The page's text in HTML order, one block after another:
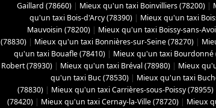
Gaillard (78660) | Mieux qu'un taxi Boinvilliers (78200) |
qu'un taxi Bois-d'Arcy (78390) | Mieux qu'un taxi
Mauvoisin (78200) | Mieux qu'un taxi Boissy-sans-
(78830) | Mieux qu'un taxi Bonnières-sur-Seine (78270) |
qu'un taxi Bouafle (78410) | Mieux qu'un taxi Bourdonné
Robert (78930) | Mieux qu'un taxi Bréval (78980) | Mieux
qu'un taxi Buc (78530) | Mieux qu'un taxi
(78830) | Mieux qu'un taxi Carrières-sous-Poissy (78955)
(78420) | Mieux qu'un taxi Cernay-la-Ville (78720) | Mieux